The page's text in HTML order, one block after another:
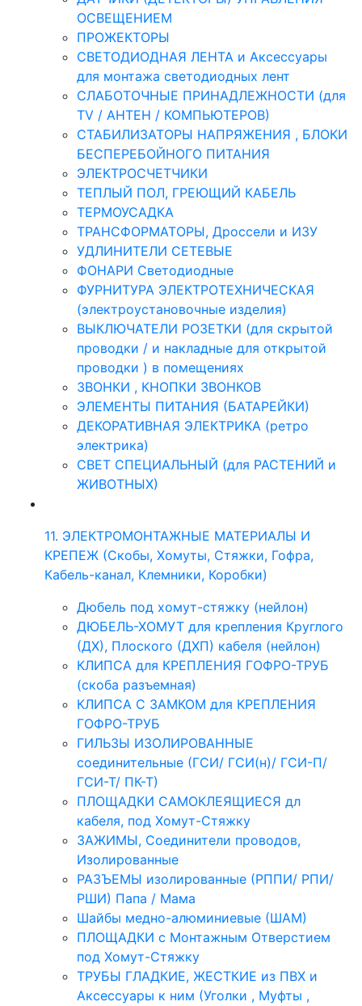
ОСВЕЩЕНИЕМ
ПРОЖЕКТОРЫ
СВЕТОДИОДНАЯ ЛЕНТА и Аксессуары
для монтажа светодиодных лент
СЛАБОТОЧНЫЕ ПРИНАДЛЕЖНОСТИ (для
TV / АНТЕН / КОМПЬЮТЕРОВ)
СТАБИЛИЗАТОРЫ НАПРЯЖЕНИЯ , БЛОКИ
БЕСПЕРЕБОЙНОГО ПИТАНИЯ
ЭЛЕКТРОСЧЕТЧИКИ
ТЕПЛЫЙ ПОЛ, ГРЕЮЩИЙ КАБЕЛЬ
ТЕРМОУСАДКА
ТРАНСФОРМАТОРЫ, Дроссели и ИЗУ
УДЛИНИТЕЛИ СЕТЕВЫЕ
ФОНАРИ Светодиодные
ФУРНИТУРА ЭЛЕКТРОТЕХНИЧЕСКАЯ
(электроустановочные изделия)
ВЫКЛЮЧАТЕЛИ РОЗЕТКИ (для скрытой
проводки / и накладные для открытой
проводки ) в помещениях
ЗВОНКИ , КНОПКИ ЗВОНКОВ
ЭЛЕМЕНТЫ ПИТАНИЯ (БАТАРЕЙКИ)
ДЕКОРАТИВНАЯ ЭЛЕКТРИКА (ретро
электрика)
СВЕТ СПЕЦИАЛЬНЫЙ (для РАСТЕНИЙ и
ЖИВОТНЫХ)
11. ЭЛЕКТРОМОНТАЖНЫЕ МАТЕРИАЛЫ И
КРЕПЕЖ (Скобы, Хомуты, Стяжки, Гофра,
Кабель-канал, Клемники, Коробки)
Дюбель под хомут-стяжку (нейлон)
ДЮБЕЛЬ-ХОМУТ для крепления Круглого
(ДХ), Плоского (ДХП) кабеля (нейлон)
КЛИПСА для КРЕПЛЕНИЯ ГОФРО-ТРУБ
(скоба разъемная)
КЛИПСА С ЗАМКОМ для КРЕПЛЕНИЯ
ГОФРО-ТРУБ
ГИЛЬЗЫ ИЗОЛИРОВАННЫЕ
соединительные (ГСИ/ ГСИ(н)/ ГСИ-П/
ГСИ-Т/ ПК-Т)
ПЛОЩАДКИ САМОКЛЕЯЩИЕСЯ дл
кабеля, под Хомут-Стяжку
ЗАЖИМЫ, Соединители проводов,
Изолированные
РАЗЪЕМЫ изолированные (РППИ/ РПИ/
РШИ) Папа / Мама
Шайбы медно-алюминиевые (ШАМ)
ПЛОЩАДКИ с Монтажным Отверстием
под Хомут-Стяжку
ТРУБЫ ГЛАДКИЕ, ЖЕСТКИЕ из ПВХ и
Аксессуары к ним (Уголки , Муфты ,